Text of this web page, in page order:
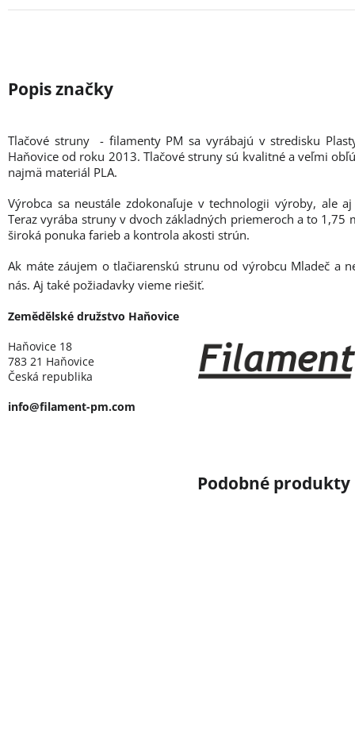
Tlačové struny - filamenty PM sa vyrábajú v stredisku
Haňovice od roku 2013. Tlačové struny sú kvalitné a veľmi
najmä materiál PLA.
Výrobca sa neustále zdokonaľuje v technologii výroby, ale
Teraz vyrába struny v dvoch základných priemeroch a to 1,75
široká ponuka farieb a kontrola akosti strún.
Ak máte záujem o tlačiarenskú strunu od výrobcu Mladeč a
nás. Aj také požiadavky vieme riešiť.
Zemědělské družstvo Haňovice
Haňovice 18
783 21 Haňovice
Česká republika
info@filament-pm.com